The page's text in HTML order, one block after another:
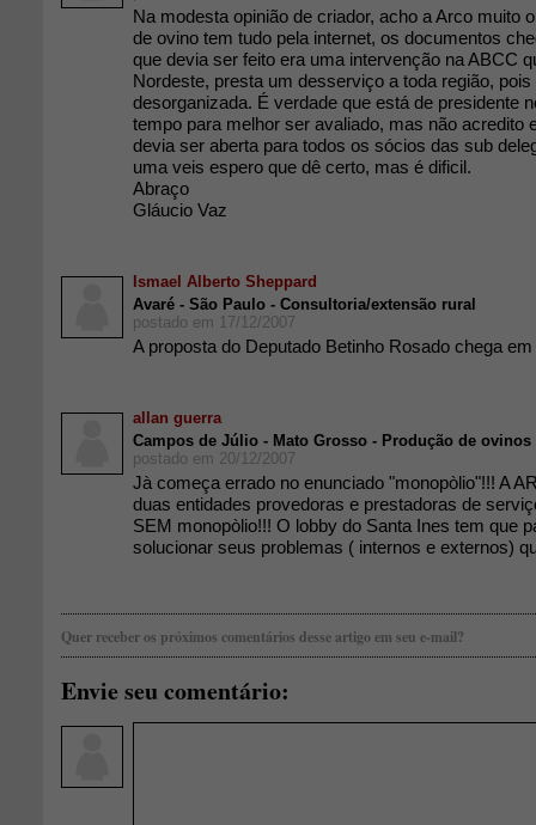
Na modesta opinião de criador, acho a Arco muito
de ovino tem tudo pela internet, os documentos
que devia ser feito era uma intervenção na ABCC
Nordeste, presta um desserviço a toda região, pois
desorganizada. É verdade que está de presidente
tempo para melhor ser avaliado, mas não acredito
devia ser aberta para todos os sócios das sub
uma veis espero que dê certo, mas é dificil.
Abraço
Gláucio Vaz
Ismael Alberto Sheppard
Avaré - São Paulo - Consultoria/extensão rural
postado em 17/12/2007
A proposta do Deputado Betinho Rosado chega
allan guerra
Campos de Júlio - Mato Grosso - Produção de ovinos
postado em 20/12/2007
Jà começa errado no enunciado "monopòlio"!!! A
duas entidades provedoras e prestadoras de
SEM monopòlio!!! O lobby do Santa Ines tem que
solucionar seus problemas ( internos e externos)
Quer receber os próximos comentários desse artigo em seu e-mail?
Envie seu comentário: